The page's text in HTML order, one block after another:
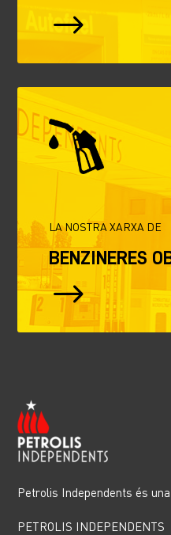
$
LA NOSTRA XARXA DE
BENZINERES
$
Petrolis Independents és una
PETROLIS INDEPENDENTS